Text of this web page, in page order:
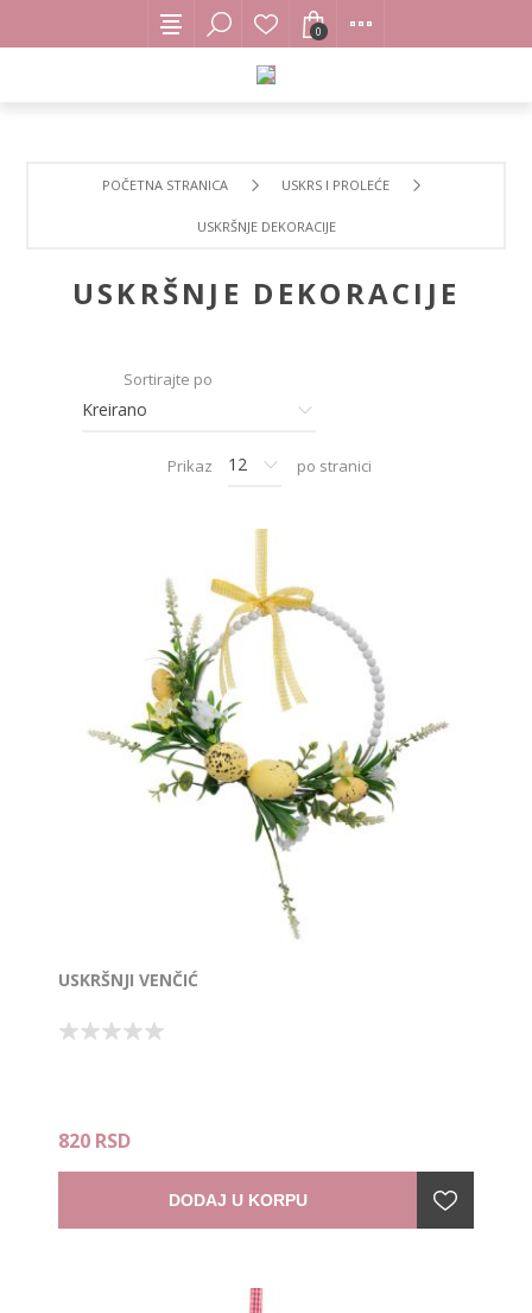
0
POČETNA STRANICA USKRS I PROLEĆE
USKRŠNJE DEKORACIJE
USKRŠNJE DEKORACIJE
Sortirajte po
Prikaz po stranici
USKRŠNJI VENČIĆ
820 RSD
DODAJ U KORPU